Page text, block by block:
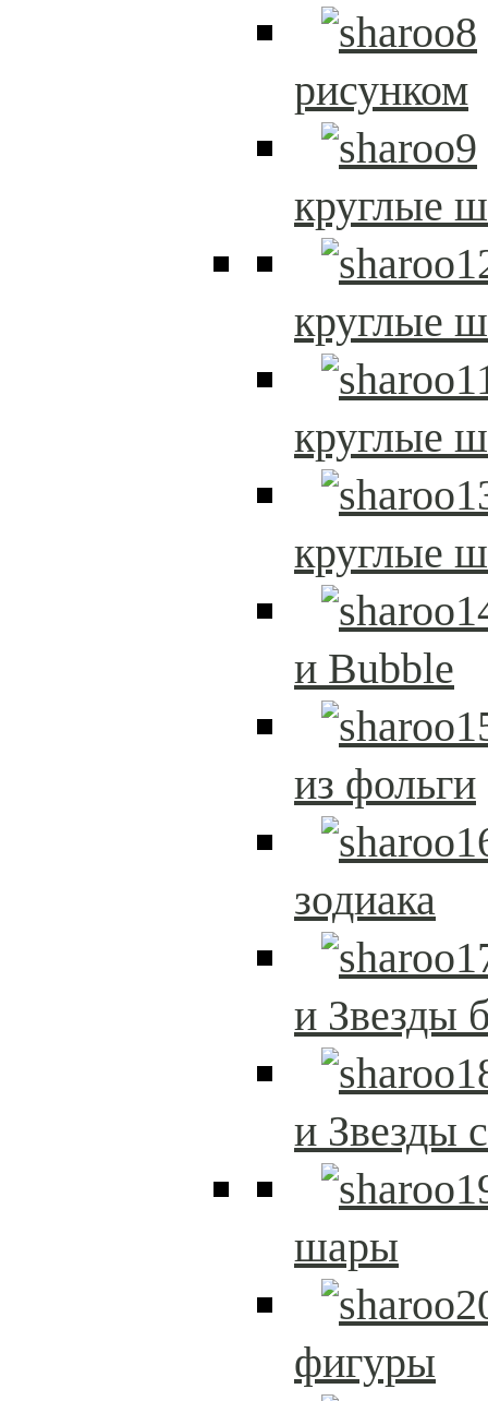
рисунком
круглые
круглые
круглые
круглые
и Bubble
из фольги
зодиака
и Звезды
и Звезды
шары
фигуры